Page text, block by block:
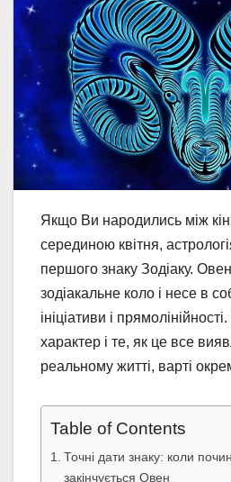
Якщо Ви народились між
серединою квітня,
першого знаку Зодіаку.
зодіакальне коло і несе в
ініціативи і
характер і те, як це все
реальному житті, варті
Table of Contents
Точні дати знаку: коли
закінчується Овен